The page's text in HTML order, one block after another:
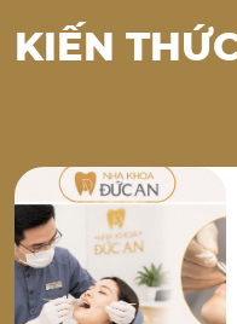
KIẾN